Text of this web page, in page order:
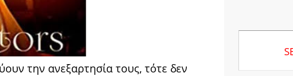
την ανεξαρτησία τους, τότε δεν